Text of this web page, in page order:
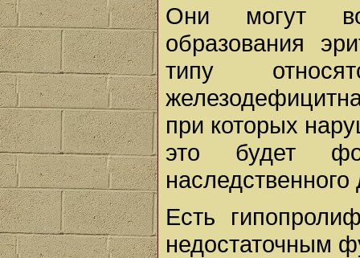
Они могут
образования
типу
при которых
это будет
Есть
недостаточным